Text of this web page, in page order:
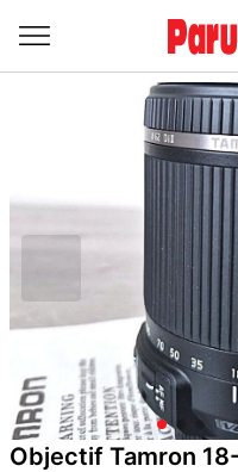
Objectif Tamron